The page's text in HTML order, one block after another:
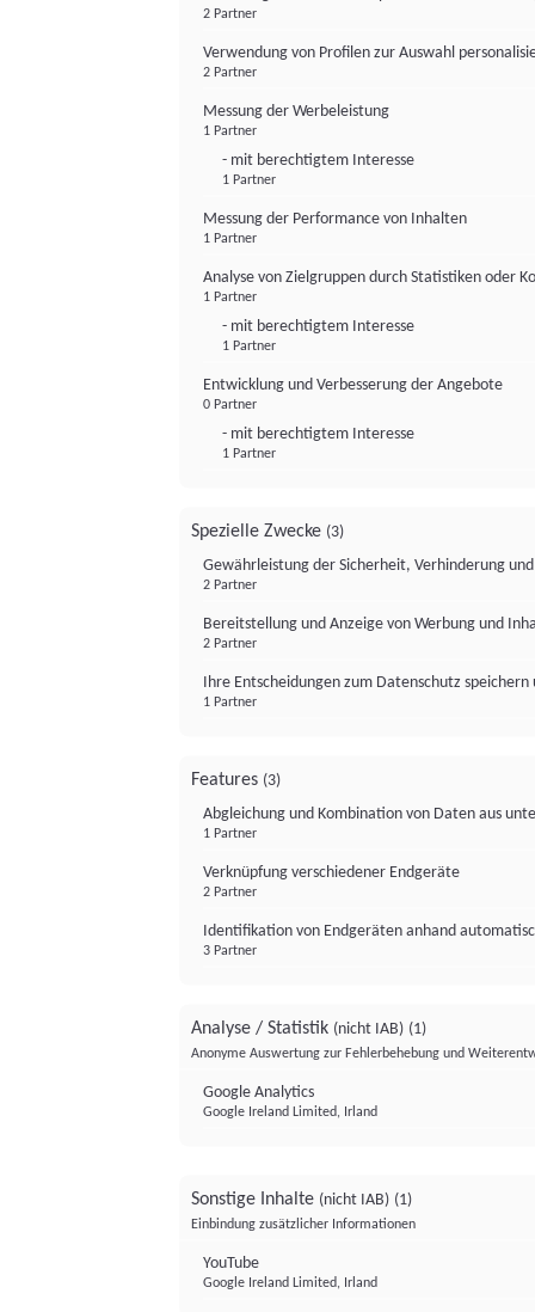
2 Partner
Verwendung von Profilen zur Auswahl
2 Partner
Messung der Werbeleistung
1 Partner
- mit berechtigtem Interesse
1 Partner
Messung der Performance von Inhalten
1 Partner
Analyse von Zielgruppen durch Statistiken oder
1 Partner
- mit berechtigtem Interesse
1 Partner
Entwicklung und Verbesserung der Angebote
0 Partner
- mit berechtigtem Interesse
1 Partner
Spezielle Zwecke (3)
Gewährleistung der Sicherheit, Verhinderung
2 Partner
Bereitstellung und Anzeige von Werbung und
2 Partner
Ihre Entscheidungen zum Datenschutz
1 Partner
Features (3)
Abgleichung und Kombination von Daten aus
1 Partner
Verknüpfung verschiedener Endgeräte
2 Partner
Identifikation von Endgeräten anhand
3 Partner
Analyse / Statistik (nicht IAB) (1)
Anonyme Auswertung zur Fehlerbehebung und
Google Analytics
Google Ireland Limited, Irland
Sonstige Inhalte (nicht IAB) (1)
Einbindung zusätzlicher Informationen
YouTube
Google Ireland Limited, Irland